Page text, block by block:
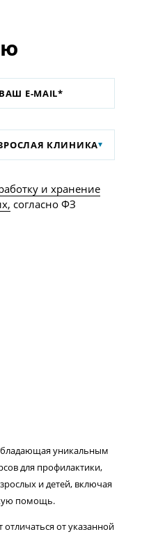
КЛИНИКА
и хранение
согласно ФЗ
уникальным
для профилактики,
и детей, включая
помощь.
от указанной